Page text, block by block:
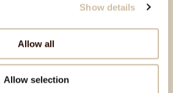
Show details
Allow all
Allow selection
koja proizvodi pravne
odnose ili na sličan način
utječu, osim ako je ta odluka
ili izvršenje ugovora između
kojem podliježe Aura ili